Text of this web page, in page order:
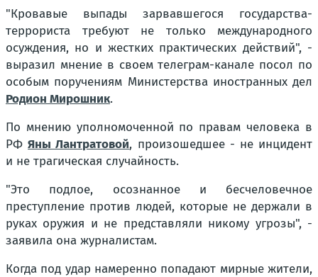
"Кровавые выпады зарвавшегося государства-
террориста требуют не только международного
осуждения, но и жестких практических действий", -
выразил мнение в своем телеграм-канале посол по
особым поручениям Министерства иностранных дел
Родион Мирошник.
По мнению уполномоченной по правам человека в
РФЯны Лантратовой, произошедшее - не инцидент
и не трагическая случайность.
"Это подлое, осознанное и бесчеловечное
преступление против людей, которые не держали в
руках оружия и не представляли никому угрозы", -
заявила она журналистам.
Когда под удар намеренно попадают мирные жители,